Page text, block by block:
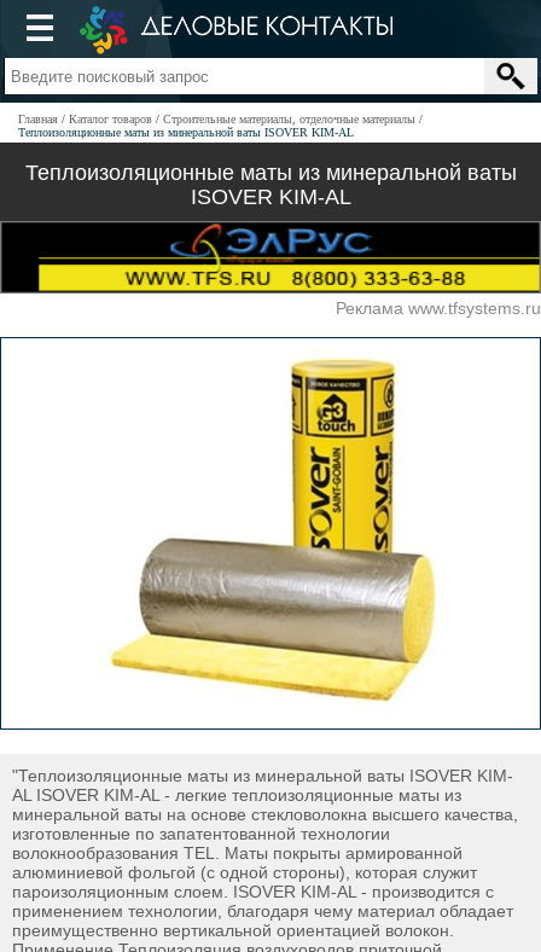
Главная Каталог товаров
Строительные материалы, отделочные материалы
Теплоизоляционные маты из минеральной ваты ISOVER KIM-AL
Теплоизоляционные маты из минеральной ваты
ISOVER KIM-AL
Реклама www.tfsystems.ru
"Теплоизоляционные маты из минеральной ваты ISOVER KIM-
AL ISOVER KIM-AL - легкие теплоизоляционные маты из
минеральной ваты на основе стекловолокна высшего качества,
изготовленные по запатентованной технологии
волокнообразования TEL. Маты покрыты армированной
алюминиевой фольгой (с одной стороны), которая служит
пароизоляционным слоем. ISOVER KIM-AL - производится с
применением технологии, благодаря чему материал обладает
преимущественно вертикальной ориентацией волокон.